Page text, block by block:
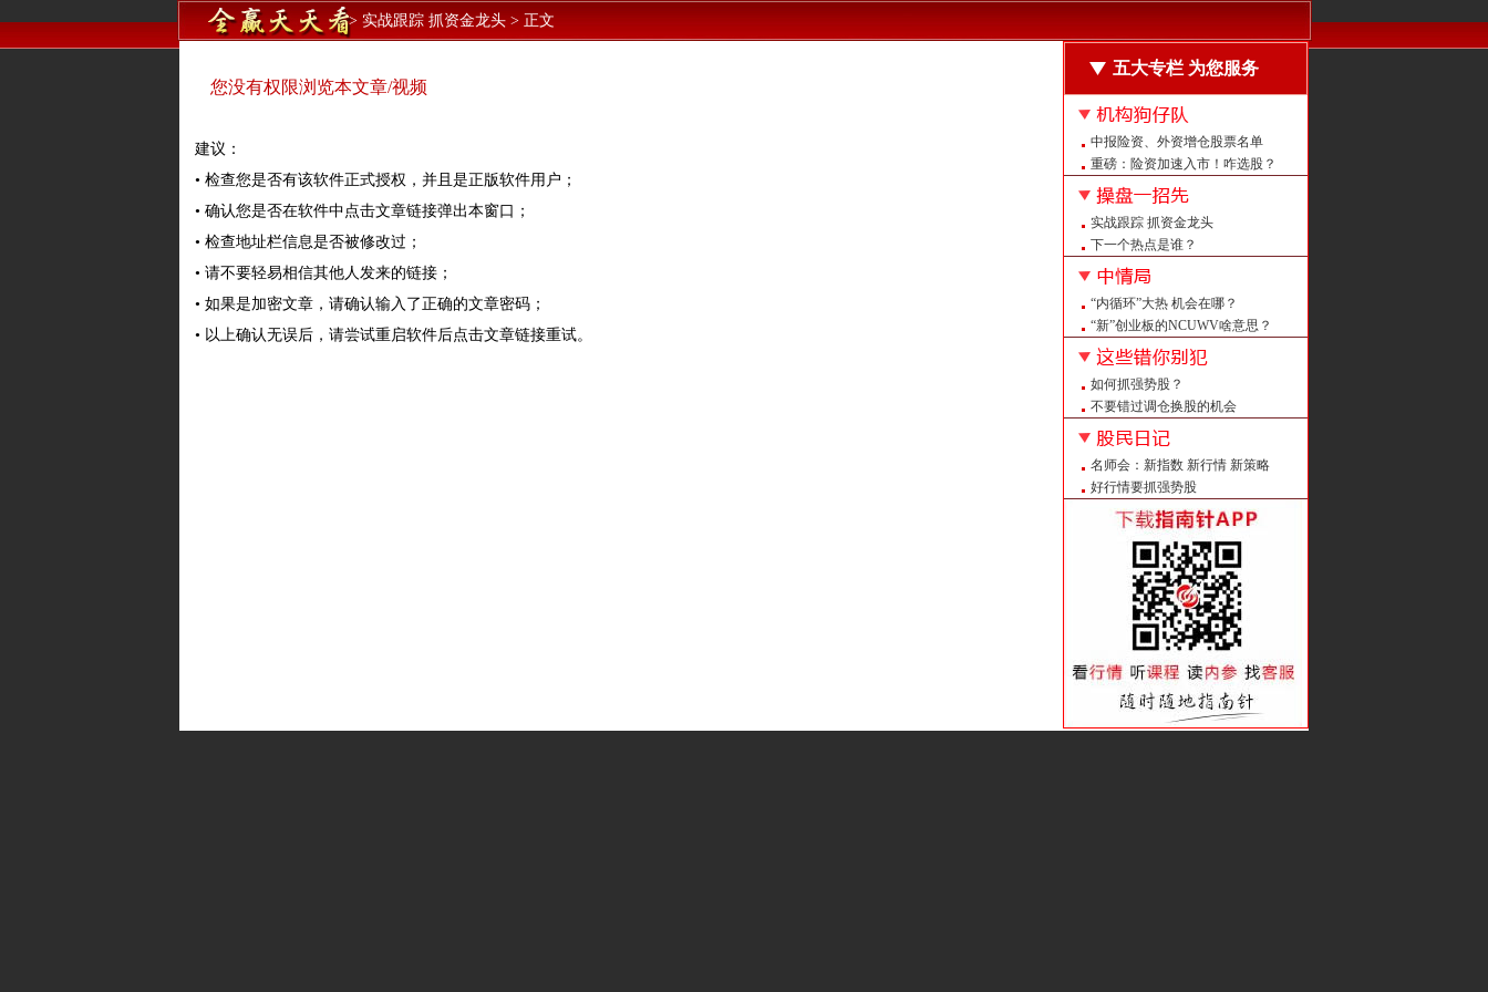
>实战跟踪 抓资金龙头 >正文
您没有权限浏览本文章/视频
建议：
• 检查您是否有该软件正式授权，并且是正版软件用户；
• 确认您是否在软件中点击文章链接弹出本窗口；
• 检查地址栏信息是否被修改过；
• 请不要轻易相信其他人发来的链接；
• 如果是加密文章，请确认输入了正确的文章密码；
• 以上确认无误后，请尝试重启软件后点击文章链接重试。
五大专栏 为您服务
中报险资、外资增仓股票名单
重磅：险资加速入市！咋选股？
震荡中什么样的股票机会大？
强者恒强的股票长啥样？
回购龙头怎么抓？
实战跟踪 抓资金龙头
下一个热点是谁？
量平价平后如何定买点？
量增价升后如何不涨反跌？
强者恒强 紧跟热点抓牛股
“内循环”大热 机会在哪？
“新”创业板的NCUWV啥意思？
重磅！上证大修 意义何在？
注意：创业板中报预告改了！
A股白马大盘点 看看都有谁？
如何抓强势股？
不要错过调仓换股的机会
警惕 证监会曝光258家非法平台
给喻同学的回信
怎么抓潜伏牛股？
名师会：新指数 新行情 新策略
好行情要抓强势股
看准趋势 赚足波段
潜伏吸筹的类型后劲大
借趋势的力会赚更多
如何跟游资抓波段？